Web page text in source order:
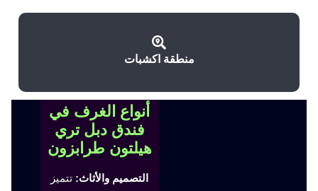
منطقة اكشبات
أنواع الغرف في
فندق دبل تري
هيلتون طرابزون
التصميم والأثاث: تتميز